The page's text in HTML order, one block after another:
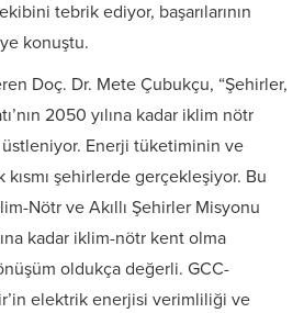
tebrik ediyor, başarılarının
konuştu.
Doç. Dr. Mete Çubukçu, “Şehirler,
2050 yılına kadar iklim nötr
Enerji tüketiminin ve
kısmı şehirlerde gerçekleşiyor. Bu
Nötr ve Akıllı Şehirler Misyonu
kadar iklim-nötr kent olma
oldukça değerli. GCC-
elektrik enerjisi verimliliği ve